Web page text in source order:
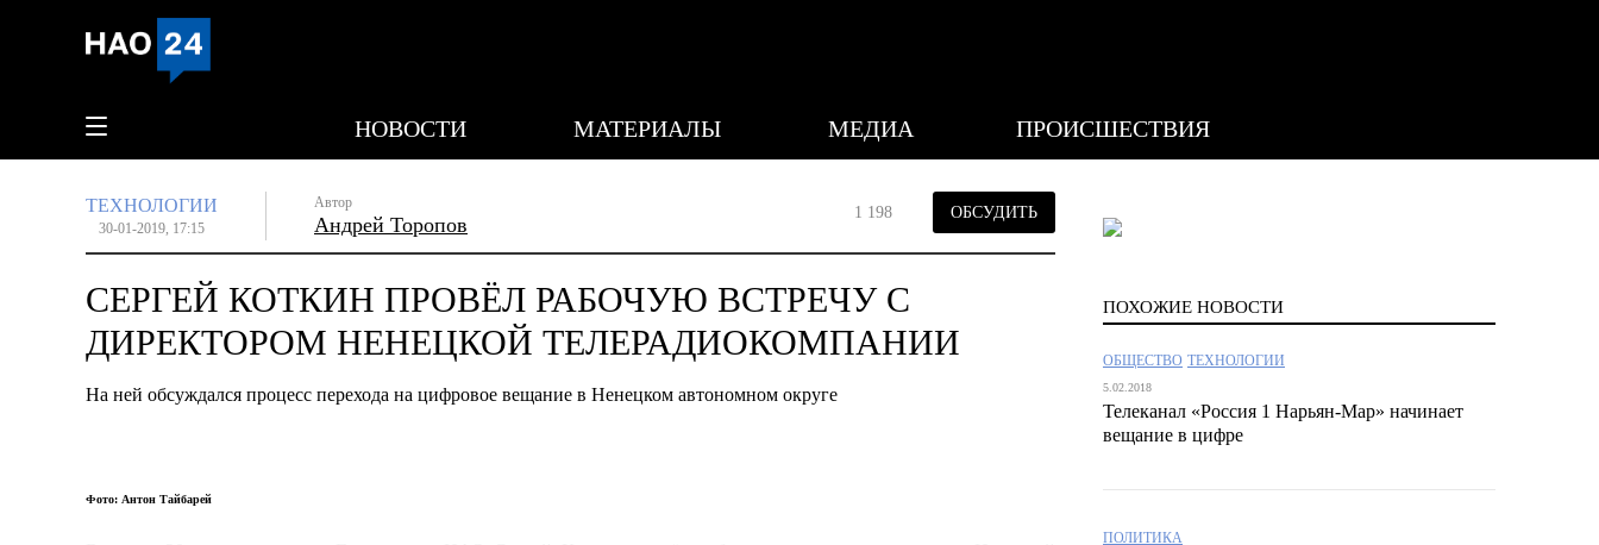
НОВОСТИ МАТЕРИАЛЫ МЕДИА ПРОИСШЕСТВИЯ
ТЕХНОЛОГИИ
30-01-2019, 17:15
Автор
Андрей Торопов
1 198 ОБСУДИТЬ
СЕРГЕЙ КОТКИН ПРОВЁЛ РАБОЧУЮ ВСТРЕЧУ С
ДИРЕКТОРОМ НЕНЕЦКОЙ ТЕЛЕРАДИОКОМПАНИИ
На ней обсуждался процесс перехода на цифровое вещание в Ненецком автономном округе
Фото: Антон Тайбарей
ПОХОЖИЕ НОВОСТИ
ОБЩЕСТВО ТЕХНОЛОГИИ
5.02.2018
Телеканал «Россия 1 Нарьян-Мар» начинает
вещание в цифре
ПОЛИТИКА